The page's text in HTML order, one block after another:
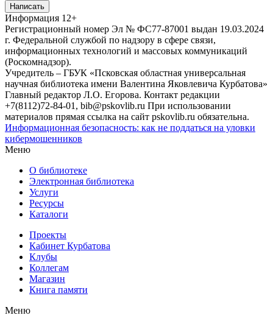
Написать
Информация 12+
Регистрационный номер Эл № ФС77-87001 выдан 19.03.2024
г. Федеральной службой по надзору в сфере связи,
информационных технологий и массовых коммуникаций
(Роскомнадзор).
Учредитель – ГБУК «Псковская областная универсальная
научная библиотека имени Валентина Яковлевича Курбатова»
Главный редактор Л.О. Егорова. Контакт редакции
+7(8112)72-84-01, bib@pskovlib.ru При использовании
материалов прямая ссылка на сайт pskovlib.ru обязательна.
Информационная безопасность: как не поддаться на уловки
кибермошенников
Меню
О библиотеке
Электронная библиотека
Услуги
Ресурсы
Каталоги
Проекты
Кабинет Курбатова
Клубы
Коллегам
Магазин
Книга памяти
Меню